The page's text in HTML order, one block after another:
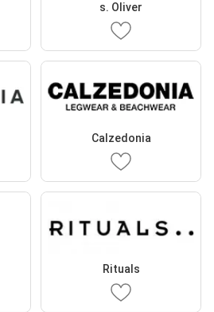
s. Oliver
Calzedonia
Rituals